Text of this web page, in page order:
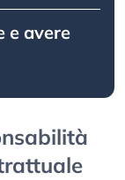
e avere